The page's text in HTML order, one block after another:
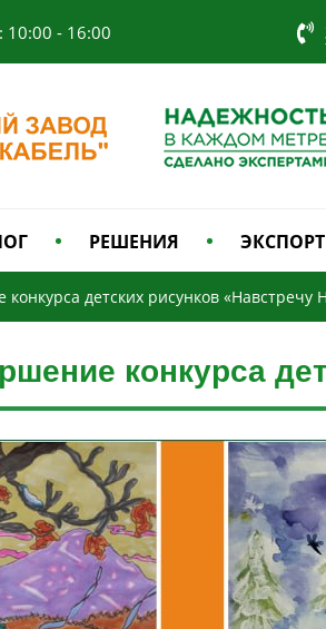
: 10:00 - 16:00
РЕШЕНИЯ ЭКСПОРТ
детских рисунков «Навстречу
конкурса